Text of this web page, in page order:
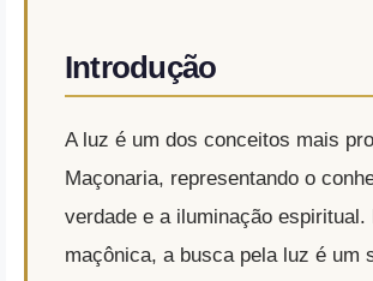
Introdução
A luz é um dos conceitos mais
Maçonaria, representando o
verdade e a iluminação espiritual.
maçônica, a busca pela luz é um